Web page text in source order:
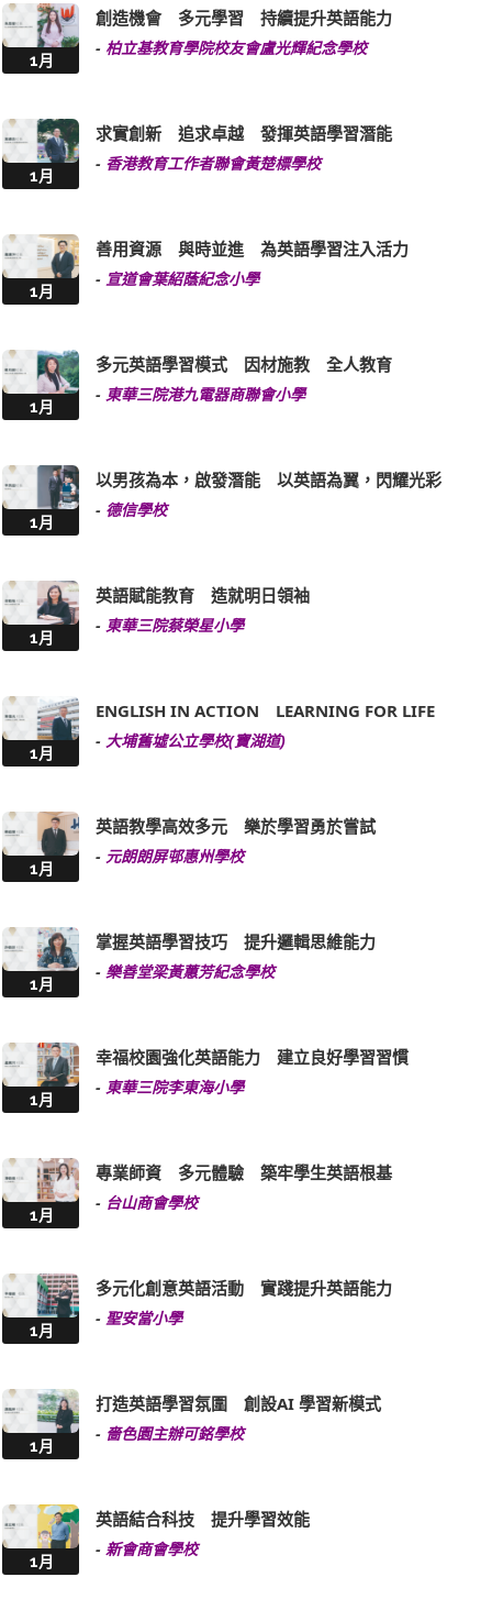
1月
創造機會 多元學習 持續提升英語能力
- 柏立基教育學院校友會盧光輝紀念學校
1月
求實創新 追求卓越 發揮英語學習潛能
- 香港教育工作者聯會黃楚標學校
1月
善用資源 與時並進 為英語學習注入活力
- 宣道會葉紹蔭紀念小學
1月
多元英語學習模式 因材施教 全人教育
- 東華三院港九電器商聯會小學
1月
以男孩為本，啟發潛能 以英語為翼，閃耀光彩
- 德信學校
1月
英語賦能教育 造就明日領袖
- 東華三院蔡榮星小學
1月
ENGLISH IN ACTION LEARNING FOR LIFE
- 大埔舊墟公立學校(寶湖道)
1月
英語教學高效多元 樂於學習勇於嘗試
- 元朗朗屏邨惠州學校
1月
掌握英語學習技巧 提升邏輯思維能力
- 樂善堂梁黃蕙芳紀念學校
1月
幸福校園強化英語能力 建立良好學習習慣
- 東華三院李東海小學
1月
專業師資 多元體驗 築牢學生英語根基
- 台山商會學校
1月
多元化創意英語活動 實踐提升英語能力
- 聖安當小學
1月
打造英語學習氛圍 創設AI 學習新模式
- 嗇色園主辦可銘學校
1月
英語結合科技 提升學習效能
- 新會商會學校